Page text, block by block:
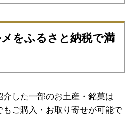
をふるさと納税で満
介した一部のお土産・銘菓は
もご購入・お取り寄せが可能で